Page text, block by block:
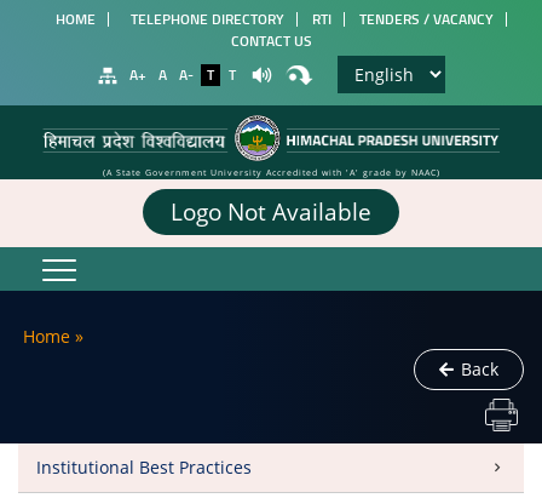
HOME TELEPHONE DIRECTORY RTI
TENDERS / VACANCY
CONTACT US
A+
A A- T T
(A State Government University Accredited with 'A' grade by NAAC)
Logo Not Available
Home »
Back
Institutional Best Practices